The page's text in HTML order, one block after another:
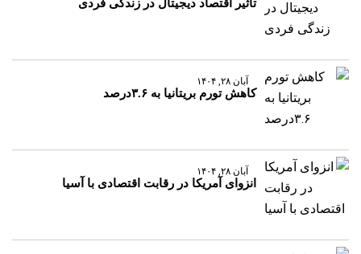
تاثیر اقتصاد دیجیتال در زندگی فردی
آبان ۲۸, ۱۴۰۴
کاهش تورم بریتانیا به ۳.۶درصد
آبان ۲۸, ۱۴۰۴
انزوای آمریکا در رقابت اقتصادی با آسیا